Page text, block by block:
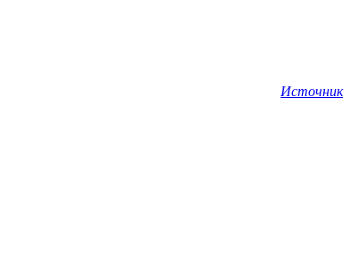
Источник